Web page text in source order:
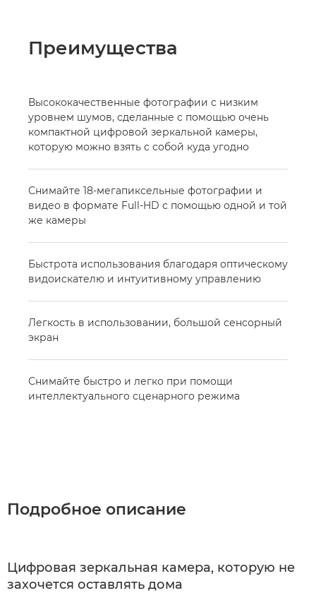
Преимущества
Высококачественные фотографии с низким
уровнем шумов, сделанные с помощью очень
компактной цифровой зеркальной камеры,
которую можно взять с собой куда угодно
Снимайте 18-мегапиксельные фотографии и
видео в формате Full-HD с помощью одной и той
же камеры
Быстрота использования благодаря оптическому
видоискателю и интуитивному управлению
Легкость в использовании, большой сенсорный
экран
Снимайте быстро и легко при помощи
интеллектуального сценарного режима
Подробное описание
Цифровая зеркальная камера, которую не
захочется оставлять дома